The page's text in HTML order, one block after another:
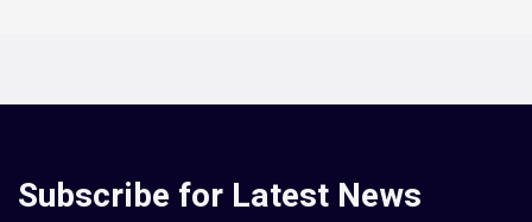
Subscribe for Latest News